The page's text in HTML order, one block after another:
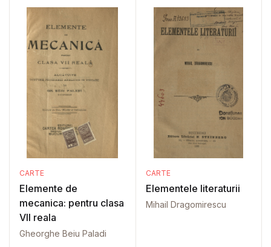
CARTE
Elemente de
mecanica: pentru clasa
VII reala
Gheorghe Beiu Paladi
CARTE
Elementele literaturii
Mihail Dragomirescu